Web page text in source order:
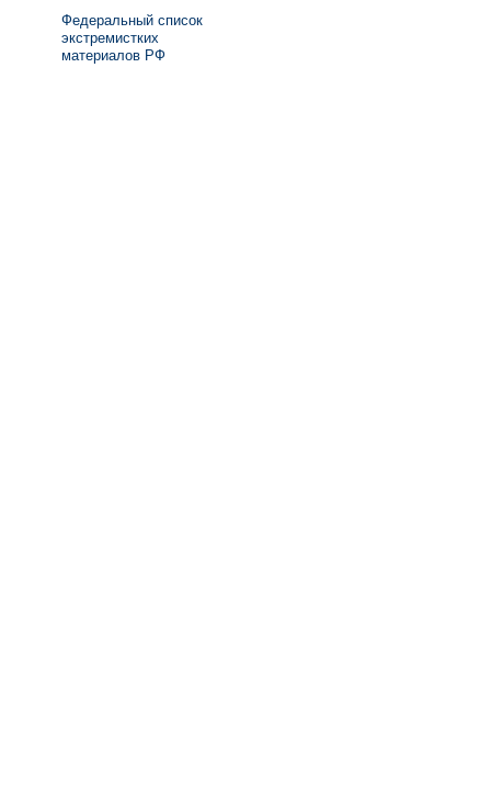
Федеральный список
экстремистких
материалов РФ